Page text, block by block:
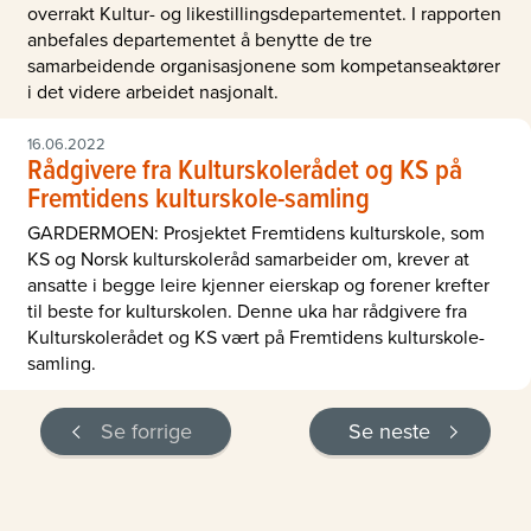
overrakt Kultur- og likestillingsdepartementet. I rapporten
anbefales departementet å benytte de tre
samarbeidende organisasjonene som kompetanseaktører
i det videre arbeidet nasjonalt.
16.06.2022
Rådgivere fra Kulturskolerådet og KS på
Fremtidens kulturskole-samling
GARDERMOEN: Prosjektet Fremtidens kulturskole, som
KS og Norsk kulturskoleråd samarbeider om, krever at
ansatte i begge leire kjenner eierskap og forener krefter
til beste for kulturskolen. Denne uka har rådgivere fra
Kulturskolerådet og KS vært på Fremtidens kulturskole-
samling.
Se forrige Se neste